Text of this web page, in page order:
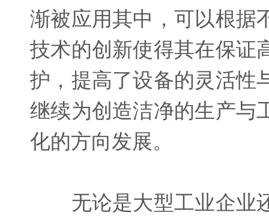
渐被应用其中，可以根据
技术的创新使得其在保证
护，提高了设备的灵活性
继续为创造洁净的生产与
化的方向发展。
无论是大型工业企业还